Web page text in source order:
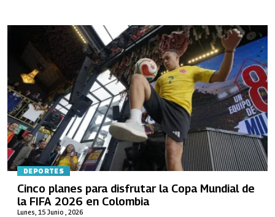
DEPORTES
Lunes, 15 Junio , 2026
Cinco planes para disfrutar la Copa Mundial de
la FIFA 2026 en Colombia